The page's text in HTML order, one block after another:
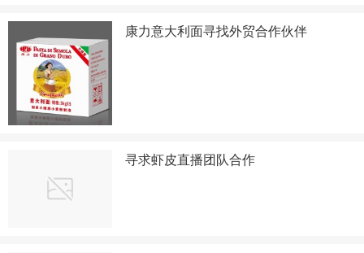
康力意大利面寻找外贸合作伙伴
寻求虾皮直播团队合作